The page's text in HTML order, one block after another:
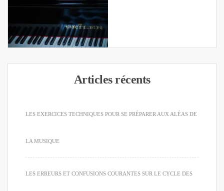
Articles récents
LES EXERCICES TECHNIQUES POUR SE PRÉPARER AUX ALÉAS DE
LA MUSIQUE
LES ERREURS ET CONFUSIONS COURANTES SUR LE CYCLE DES